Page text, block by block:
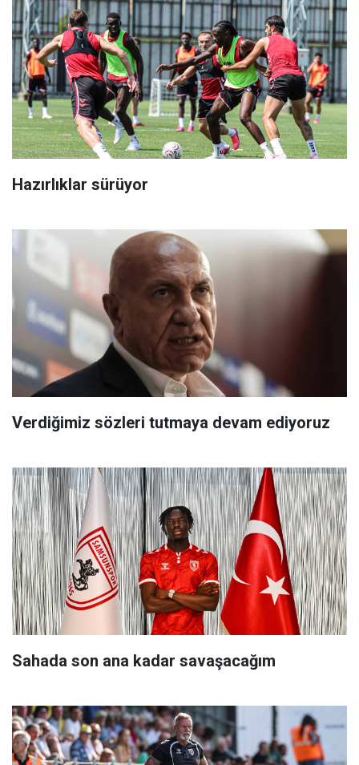
Hazırlıklar sürüyor
Verdiğimiz sözleri tutmaya devam ediyoruz
Sahada son ana kadar savaşacağım